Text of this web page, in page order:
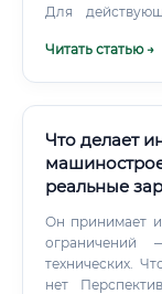
Для
на Revit) или
Читать статью →
Что делает
реальные
Он принимает
ограничений
технических.
нет Перспективы через 10 лет: конструктор станет